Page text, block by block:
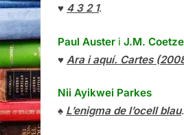
♥ 4 3 2 1.
Paul Auster i J.M. Coetze
♥ Ara i aquí. Cartes
Nii Ayikwei Parkes
♠ L’enigma de l’ocell blau.